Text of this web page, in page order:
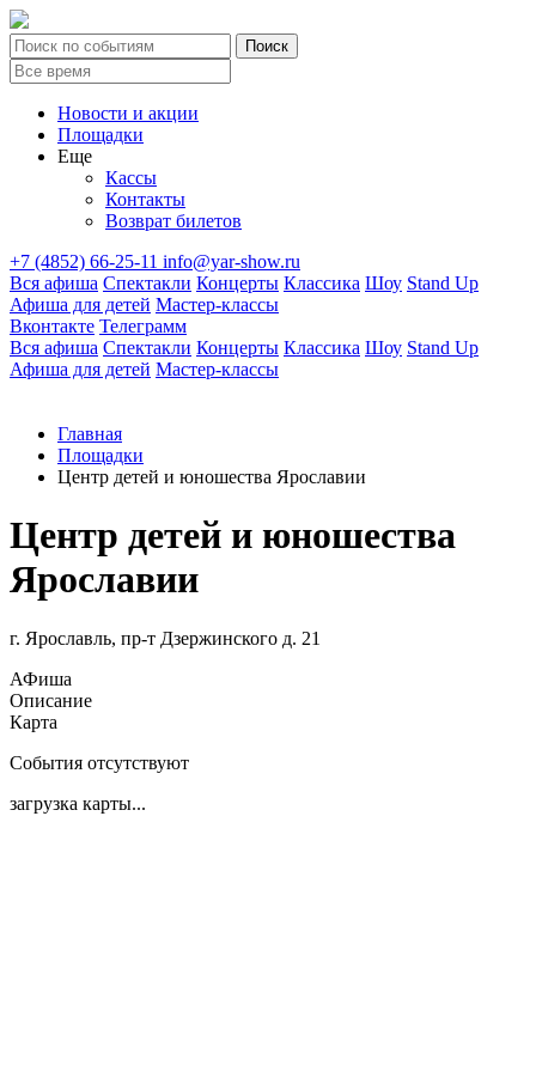
Новости и акции
Площадки
Еще
Кассы
Контакты
Возврат билетов
+7 (4852) 66-25-11 info@yar-show.ru
Вся афиша Спектакли Концерты Классика Шоу Stand Up
Афиша для детей Мастер-классы
Вконтакте Телеграмм
Вся афиша Спектакли Концерты Классика Шоу Stand Up
Афиша для детей Мастер-классы
Главная
Площадки
Центр детей и юношества Ярославии
Центр детей и юношества
Ярославии
г. Ярославль, пр-т Дзержинского д. 21
АФиша
Описание
Карта
События отсутствуют
загрузка карты...